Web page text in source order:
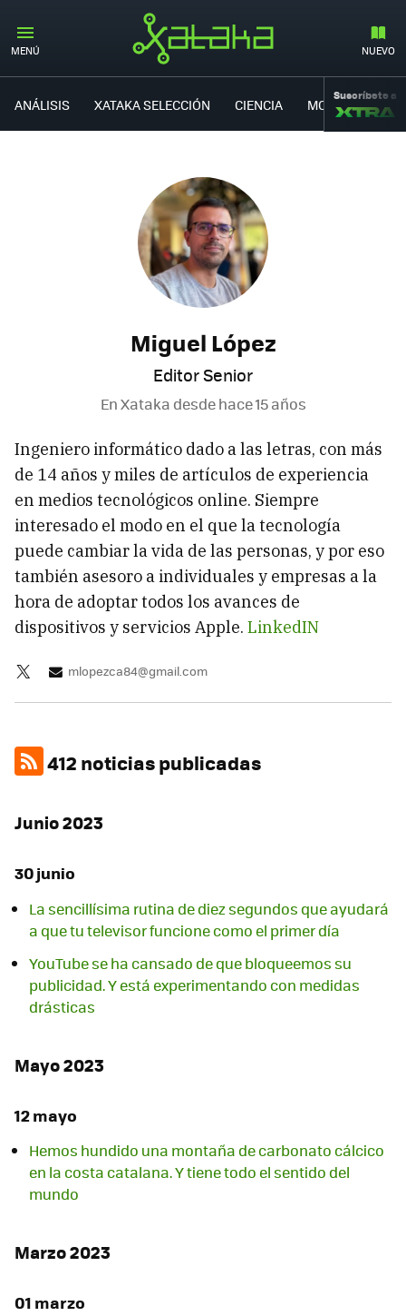
MENÚ NUEVO
ANÁLISIS XATAKA SELECCIÓN CIENCIA MOVILIDAD
Suscríbete a
Miguel López
Editor Senior
En Xataka desdehace 15 años
Ingeniero informático dado a las letras, con más
de 14 años y miles de artículos de experiencia
en medios tecnológicos online. Siempre
interesado el modo en el que la tecnología
puede cambiar la vida de las personas, y por eso
también asesoro a individuales y empresas a la
hora de adoptar todos los avances de
dispositivos y servicios Apple. LinkedIN
mlopezca84@gmail.com
412 noticias publicadas
Junio 2023
30 junio
La sencillísima rutina de diez segundos que ayudará
a que tu televisor funcione como el primer día
YouTube se ha cansado de que bloqueemos su
publicidad. Y está experimentando con medidas
drásticas
Mayo 2023
12 mayo
Hemos hundido una montaña de carbonato cálcico
en la costa catalana. Y tiene todo el sentido del
mundo
Marzo 2023
01 marzo